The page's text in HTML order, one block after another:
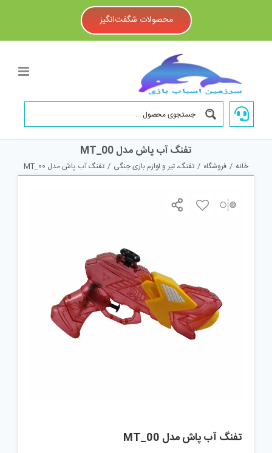
محصولات شگفت‌انگیز
تفنگ آب پاش مدل MT_00
خانه / فروشگاه / تفنگ، تیر و لوازم بازی جنگی / تفنگ آب پاش مدل MT_00
تفنگ آب پاش مدل MT_00